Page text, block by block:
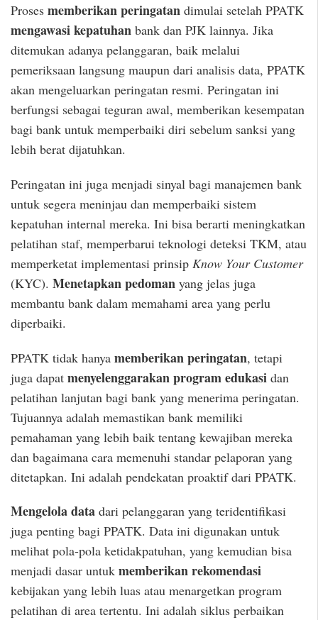
Proses memberikan peringatan dimulai setelah PPATK
mengawasi kepatuhan bank dan PJK lainnya. Jika
ditemukan adanya pelanggaran, baik melalui
pemeriksaan langsung maupun dari analisis data, PPATK
akan mengeluarkan peringatan resmi. Peringatan ini
berfungsi sebagai teguran awal, memberikan kesempatan
bagi bank untuk memperbaiki diri sebelum sanksi yang
lebih berat dijatuhkan.
Peringatan ini juga menjadi sinyal bagi manajemen bank
untuk segera meninjau dan memperbaiki sistem
kepatuhan internal mereka. Ini bisa berarti meningkatkan
pelatihan staf, memperbarui teknologi deteksi TKM, atau
memperketat implementasi prinsip Know Your Customer
(KYC). Menetapkan pedoman yang jelas juga
membantu bank dalam memahami area yang perlu
diperbaiki.
PPATK tidak hanya memberikan peringatan, tetapi
juga dapat menyelenggarakan program edukasi dan
pelatihan lanjutan bagi bank yang menerima peringatan.
Tujuannya adalah memastikan bank memiliki
pemahaman yang lebih baik tentang kewajiban mereka
dan bagaimana cara memenuhi standar pelaporan yang
ditetapkan. Ini adalah pendekatan proaktif dari PPATK.
Mengelola data dari pelanggaran yang teridentifikasi
juga penting bagi PPATK. Data ini digunakan untuk
melihat pola-pola ketidakpatuhan, yang kemudian bisa
menjadi dasar untuk memberikan rekomendasi
kebijakan yang lebih luas atau menargetkan program
pelatihan di area tertentu. Ini adalah siklus perbaikan